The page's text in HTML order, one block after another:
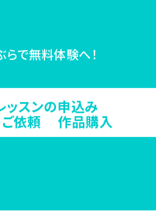
らで無料体験へ！
ッスンの申込み
ご依頼 作品購入